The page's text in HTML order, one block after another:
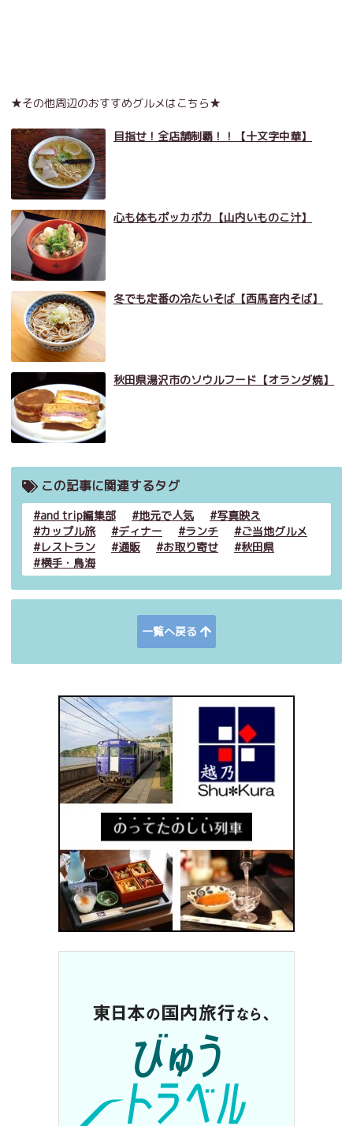
★その他周辺のおすすめグルメはこちら★
目指せ！全店舗制覇！！【十文字中華】
心も体もポッカポカ【山内いものこ汁】
冬でも定番の冷たいそば【西馬音内そば】
秋田県湯沢市のソウルフード【オランダ焼】
この記事に関連するタグ
and trip編集部 地元で人気
写真映え
カップル旅
ディナー ランチ
ご当地グルメ
レストラン
通販 お取り寄せ
秋田県
横手・鳥海
一覧へ戻る